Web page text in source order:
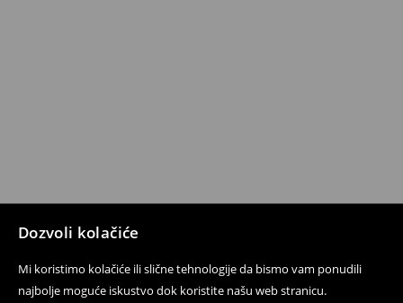
Dozvoli kolačiće
Mi koristimo kolačiće ili slične tehnologije da bismo vam ponudili
najbolje moguće iskustvo dok koristite našu web stranicu.